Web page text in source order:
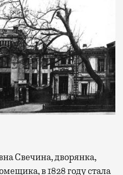
Свечина, дворянка,
в 1828 году стала